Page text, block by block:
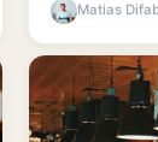
Matias